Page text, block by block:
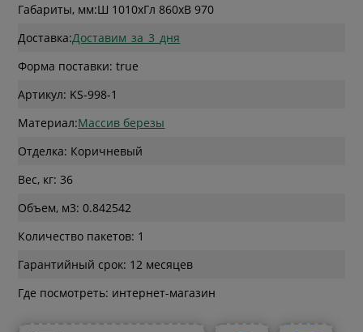
Габариты, мм:Ш 1010xГл 860xВ 970
Доставка:Доставим_за_3_дня
Форма поставки: true
Артикул: KS-998-1
Материал:Массив березы
Отделка: Коричневый
Вес, кг: 36
Объем, м3: 0.842542
Количество пакетов: 1
Гарантийный срок: 12 месяцев
Где посмотреть: интернет-магазин